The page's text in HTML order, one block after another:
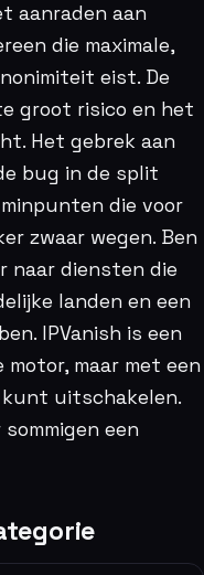
aanraden aan
die maximale,
eist. De
groot risico en het
Het gebrek aan
bug in de split
die voor
zwaar wegen. Ben
naar diensten die
landen en een
IPVanish is een
maar met een
uitschakelen.
een